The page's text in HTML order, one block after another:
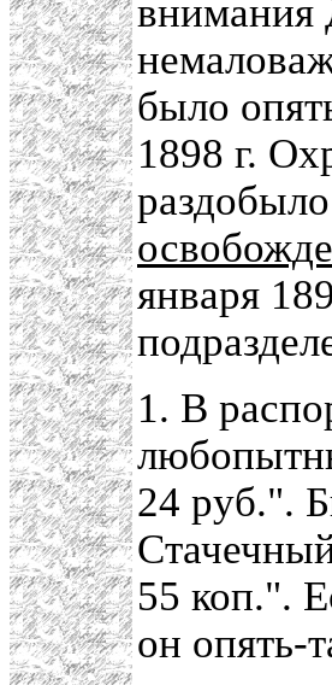
внимания
было
1898 г.
января
1. В
24 руб.".
55 коп.".
он опять-